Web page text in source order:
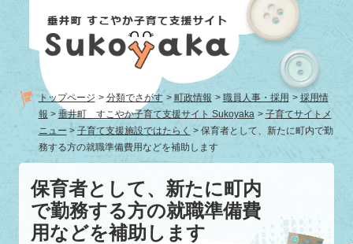
トップページ > 分類でさがす > 町政情報 > 職員人事・採用 > 採用情
報 > 垂井町 すこやか子育て支援サイト Sukoyaka > 子育てサイトメ
ニュー > 子育て支援施設ではたらく > 保育者として、新たに町内で勤
務する方の就職準備費用などを補助します
保育者として、新たに町内
で勤務する方の就職準備費
用などを補助します